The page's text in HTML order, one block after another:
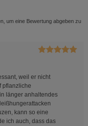
um eine Bewertung abgeben zu
weil er nicht
pflanzliche
länger anhaltendes
kann so eine
ich auch, dass das